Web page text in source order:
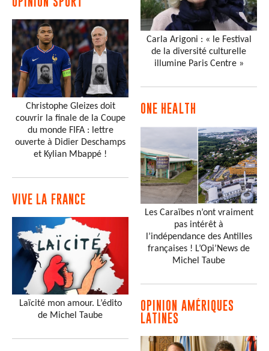
Christophe Gleizes doit
couvrir la finale de la Coupe
du monde FIFA : lettre
ouverte à Didier Deschamps
et Kylian Mbappé !
VIVE LA FRANCE
Laïcité mon amour. L’édito
de Michel Taube
Carla Arigoni : « le Festival
de la diversité culturelle
illumine Paris Centre »
ONE HEALTH
Les Caraïbes n’ont vraiment
pas intérêt à
l’indépendance des Antilles
françaises ! L’Opi’News de
Michel Taube
OPINION AMÉRIQUES
LATINES